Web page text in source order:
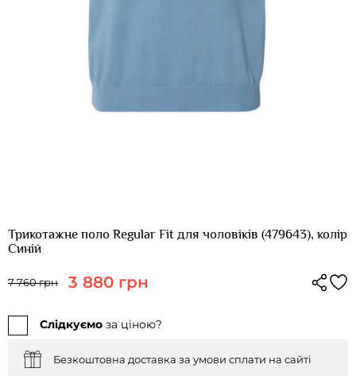
Трикотажне поло Regular Fit для чоловіків (479643), колір
Синій
7 760 грн 3 880 грн
Слідкуємо за ціною?
Безкоштовна доставка за умови сплати на сайті